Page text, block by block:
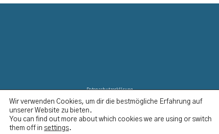
Datenschutzerklärung
Disclaimer
Wir verwenden Cookies, um dir die bestmögliche Erfahrung auf
unserer Website zu bieten.
You can find out more about which cookies we are using or switch
them off in settings.